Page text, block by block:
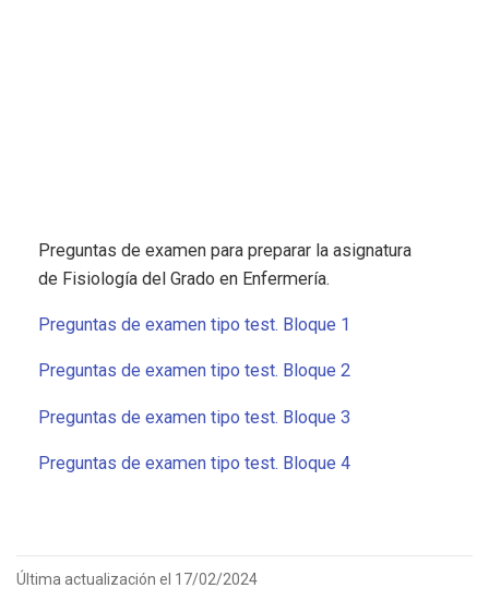
Preguntas de examen para preparar la asignatura
de Fisiología del Grado en Enfermería.
Preguntas de examen tipo test. Bloque 1
Preguntas de examen tipo test. Bloque 2
Preguntas de examen tipo test. Bloque 3
Preguntas de examen tipo test. Bloque 4
Última actualización el 17/02/2024